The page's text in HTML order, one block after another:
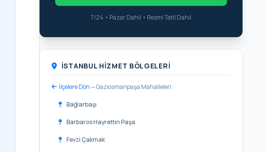
7/24 • Pazar Dahil • Resmi Tatil Dahil
İSTANBUL HIZMET BÖLGELERI
İlçelere Dön— Gaziosmanpaşa Mahalleleri:
Bağlarbaşı
Barbaros Hayrettin Paşa
Fevzi Çakmak